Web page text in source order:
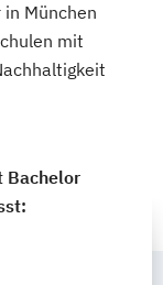
München
mit
Bachelor